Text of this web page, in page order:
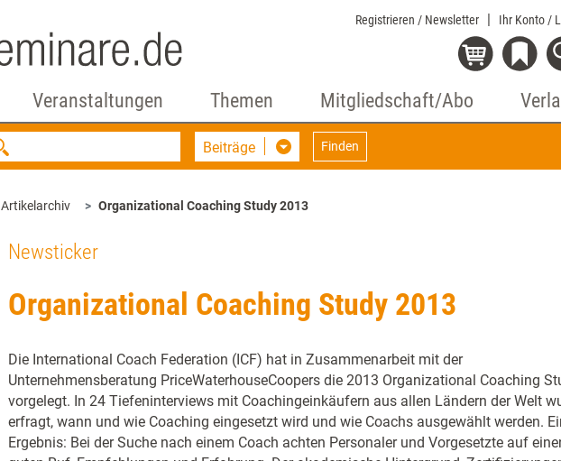
Registrieren / Newsletter Ihr Konto /
Veranstaltungen Themen Mitgliedschaft/Abo
Beiträge Finden
Artikelarchiv Organizational Coaching Study 2013
Newsticker
Organizational Coaching Study 2013
Die International Coach Federation (ICF) hat in Zusammenarbeit mit der
Unternehmensberatung PriceWaterhouseCoopers die 2013 Organizational Coaching
vorgelegt. In 24 Tiefeninterviews mit Coachingeinkäufern aus allen Ländern der Welt
erfragt, wann und wie Coaching eingesetzt wird und wie Coachs ausgewählt werden.
Ergebnis: Bei der Suche nach einem Coach achten Personaler und Vorgesetzte auf